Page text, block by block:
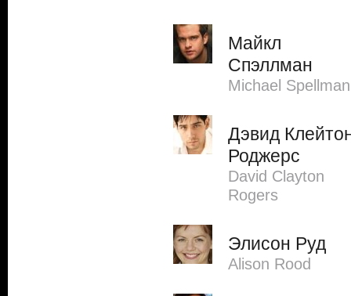
Майкл
Спэллман
Michael Spellman
Дэвид
Роджерс
David Clayton
Rogers
Элисон Руд
Alison Rood